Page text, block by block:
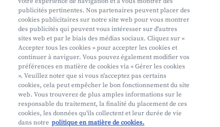
Tout savoir sur Dentalia Up
Que faire en cas de?
publicités pertinentes. Nos partenaires peuvent placer des
cookies publicitaires sur notre site web pour vous montrer
des publicités qui peuvent vous intéresser sur d'autres
sites web et par le biais des médias sociaux. Cliquez sur «
Accepter tous les cookies » pour accepter les cookies et
continuer à naviguer. Vous pouvez également modifier vos
préférences en matière de cookies via « Gérer les cookies
». Veuillez noter que si vous n'acceptez pas certains
cookies, cela peut empêcher le bon fonctionnement du site
web. Vous trouverez de plus amples informations sur le
responsable du traitement, la finalité du placement de ces
cookies, les données qu'ils collectent et leur durée de vie
dans notre politique en matière de cookies.